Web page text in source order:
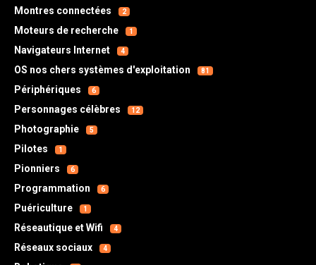
Montres connectées 2
Moteurs de recherche 1
Navigateurs Internet 4
OS nos chers systèmes d'exploitation 81
Périphériques 6
Personnages célèbres 12
Photographie 5
Pilotes 1
Pionniers 6
Programmation 6
Puériculture 1
Réseautique et Wifi 4
Réseaux sociaux 4